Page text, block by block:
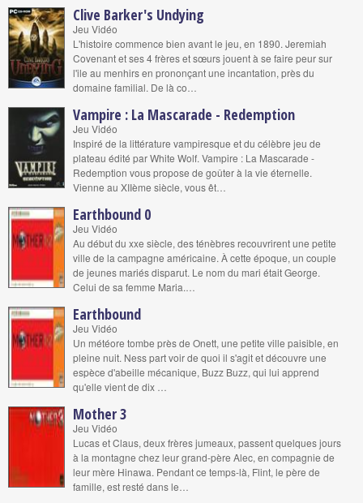
Clive Barker's Undying
Jeu Vidéo
L'histoire commence bien avant le jeu, en 1890. Jeremiah
Covenant et ses 4 frères et sœurs jouent à se faire peur sur
l'ile au menhirs en prononçant une incantation, près du
domaine familial. De là co…
Vampire : La Mascarade - Redemption
Jeu Vidéo
Inspiré de la littérature vampiresque et du célèbre jeu de
plateau édité par White Wolf. Vampire : La Mascarade -
Redemption vous propose de goûter à la vie éternelle.
Vienne au XIIème siècle, vous êt…
Earthbound 0
Jeu Vidéo
Au début du xxe siècle, des ténèbres recouvrirent une petite
ville de la campagne américaine. À cette époque, un couple
de jeunes mariés disparut. Le nom du mari était George.
Celui de sa femme Maria.…
Earthbound
Jeu Vidéo
Un météore tombe près de Onett, une petite ville paisible, en
pleine nuit. Ness part voir de quoi il s'agit et découvre une
espèce d'abeille mécanique, Buzz Buzz, qui lui apprend
qu'elle vient de dix …
Mother 3
Jeu Vidéo
Lucas et Claus, deux frères jumeaux, passent quelques jours
à la montagne chez leur grand-père Alec, en compagnie de
leur mère Hinawa. Pendant ce temps-là, Flint, le père de
famille, est resté dans le…